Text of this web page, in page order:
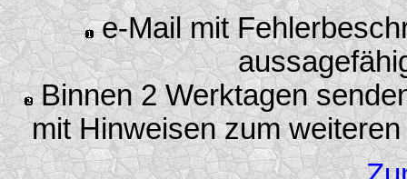
e-Mail mit
Binnen 2 Werktagen
mit Hinweisen zum